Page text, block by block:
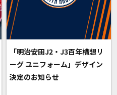
「明治安田J2・J3百年構想リ
ーグ ユニフォーム」デザイン
決定のお知らせ